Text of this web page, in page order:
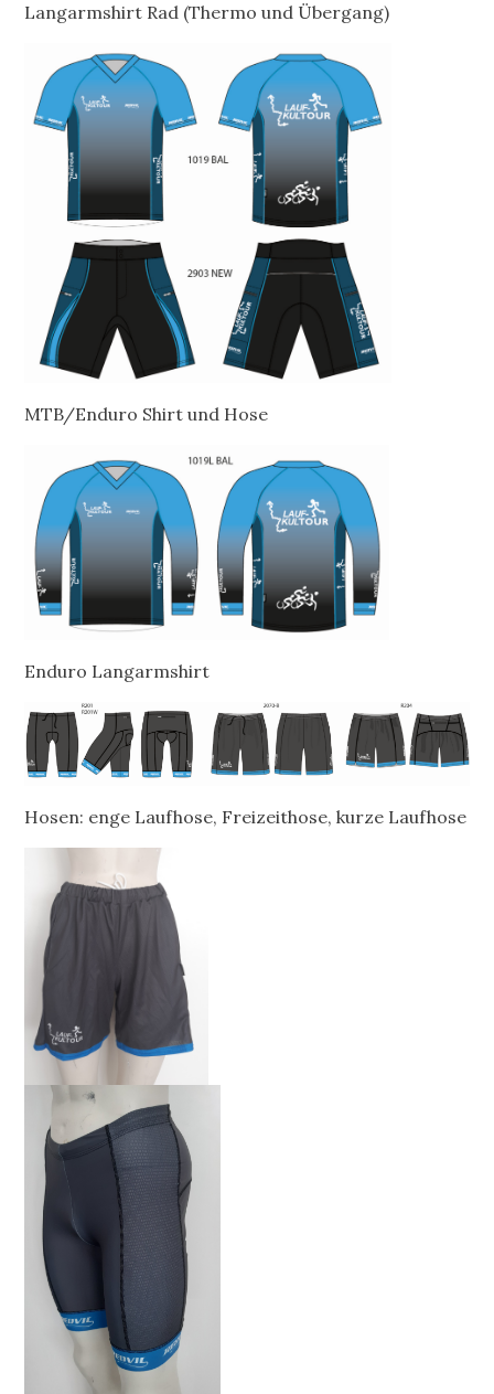
Langarmshirt Rad (Thermo und Übergang)
MTB/Enduro Shirt und Hose
Enduro Langarmshirt
Hosen: enge Laufhose, Freizeithose, kurze Laufhose